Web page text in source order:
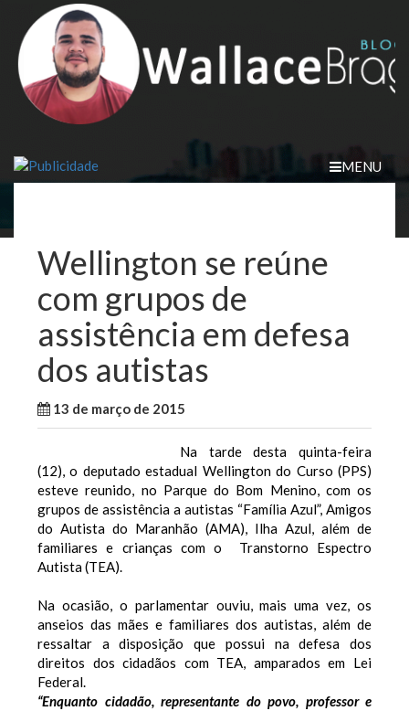
content
MENU
Wellington se reúne
com grupos de
assistência em defesa
dos autistas
13 de março de 2015
Na tarde desta quinta-feira
(12), o deputado estadual Wellington do Curso (PPS)
esteve reunido, no Parque do Bom Menino, com os
grupos de assistência a autistas “Família Azul”, Amigos
do Autista do Maranhão (AMA), Ilha Azul, além de
familiares e crianças com o Transtorno Espectro
Autista (TEA).
Na ocasião, o parlamentar ouviu, mais uma vez, os
anseios das mães e familiares dos autistas, além de
ressaltar a disposição que possui na defesa dos
direitos dos cidadãos com TEA, amparados em Lei
Federal.
“Enquanto cidadão, representante do povo, professor e